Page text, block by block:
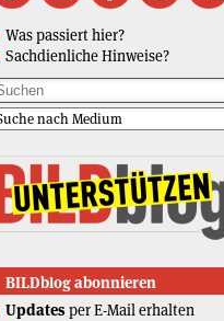
Was passiert hier?
Sachdienliche Hinweise?
BILDblog abonnieren
Updates per E-Mail erhalten